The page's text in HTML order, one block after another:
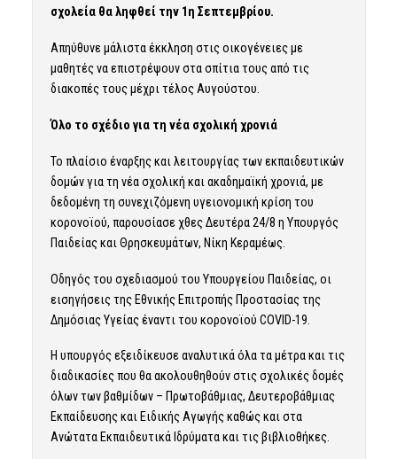
σχολεία θα ληφθεί την 1η Σεπτεμβρίου.
Απηύθυνε μάλιστα έκκληση στις οικογένειες με
μαθητές να επιστρέψουν στα σπίτια τους από τις
διακοπές τους μέχρι τέλος Αυγούστου.
Όλο το σχέδιο για τη νέα σχολική χρονιά
Το πλαίσιο έναρξης και λειτουργίας των εκπαιδευτικών
δομών για τη νέα σχολική και ακαδημαϊκή χρονιά, με
δεδομένη τη συνεχιζόμενη υγειονομική κρίση του
κορονοϊού, παρουσίασε χθες Δευτέρα 24/8 η Υπουργός
Παιδείας και Θρησκευμάτων, Νίκη Κεραμέως.
Οδηγός του σχεδιασμού του Υπουργείου Παιδείας, οι
εισηγήσεις της Εθνικής Επιτροπής Προστασίας της
Δημόσιας Υγείας έναντι του κορονοϊού COVID-19.
Η υπουργός εξειδίκευσε αναλυτικά όλα τα μέτρα και τις
διαδικασίες που θα ακολουθηθούν στις σχολικές δομές
όλων των βαθμίδων – Πρωτοβάθμιας, Δευτεροβάθμιας
Εκπαίδευσης και Ειδικής Αγωγής καθώς και στα
Ανώτατα Εκπαιδευτικά Ιδρύματα και τις βιβλιοθήκες.